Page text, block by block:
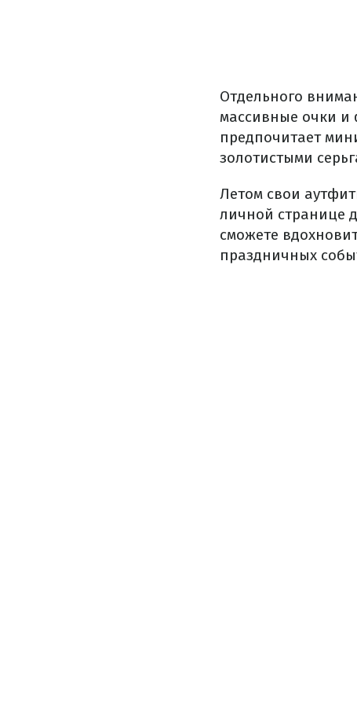
Отдельного
массивные очки и
предпочитает
золотистыми
Летом свои
личной странице
сможете
праздничных